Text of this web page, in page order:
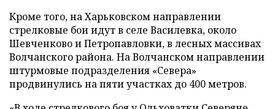
Кроме того, на Харьковском направлении
стрелковые бои идут в селе Василевка, около
Шевченково и Петропавловки, в лесных массивах
Волчанского района. На Волчанском направлении
штурмовые подразделения «Севера»
продвинулись на пяти участках до 400 метров.